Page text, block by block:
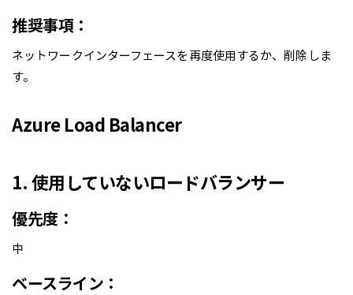
推奨事項：
ネットワークインターフェースを再度使用するか、削除しま
す。
Azure Load Balancer
1. 使用していないロードバランサー
優先度：
中
ベースライン：